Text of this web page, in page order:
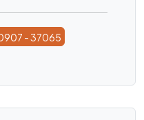
- 37065